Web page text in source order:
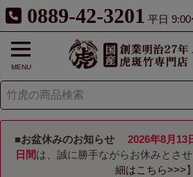
0889-42-3201 平日 9:00
MENU
■お盆休みのお知らせ
2026年8月13
日間は、誠に勝手ながらお休みとさ
細はこちら>>> 】